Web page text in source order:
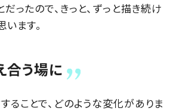
ったので、きっと、ずっと描き続け
ます。
合う場に
ることで、どのような変化がありま